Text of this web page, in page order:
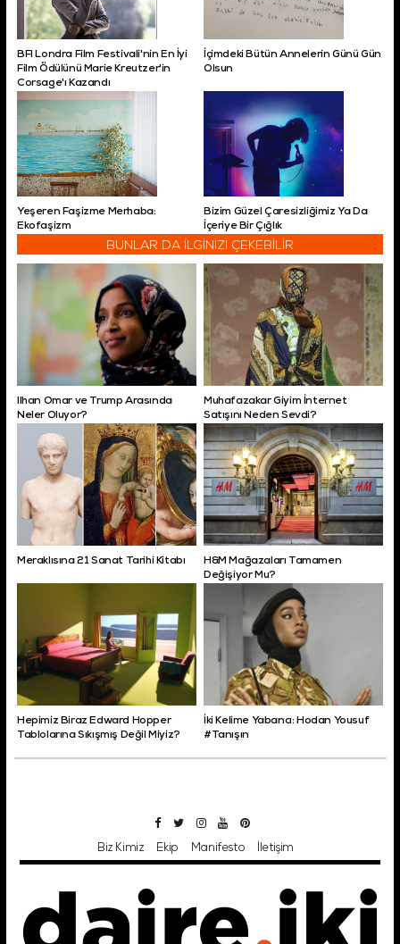
BFI Londra Film Festivali'nin En İyi
Film Ödülünü Marie Kreutzer'in
Corsage'ı Kazandı
İçimdeki Bütün Annelerin Günü Gün
Olsun
Yeşeren Faşizme Merhaba:
Ekofaşizm
Bizim Güzel Çaresizliğimiz Ya Da
İçeriye Bir Çığlık
BUNLAR DA İLGİNİZİ ÇEKEBİLİR
Ilhan Omar ve Trump Arasında
Neler Oluyor?
Muhafazakar Giyim İnternet
Satışını Neden Sevdi?
Meraklısına 21 Sanat Tarihi Kitabı
H&M Mağazaları Tamamen
Değişiyor Mu?
Hepimiz Biraz Edward Hopper
Tablolarına Sıkışmış Değil Miyiz?
İki Kelime Yabancı: Hodan Yousuf
#Tanışın
Biz Kimiz Ekip Manifesto İletişim